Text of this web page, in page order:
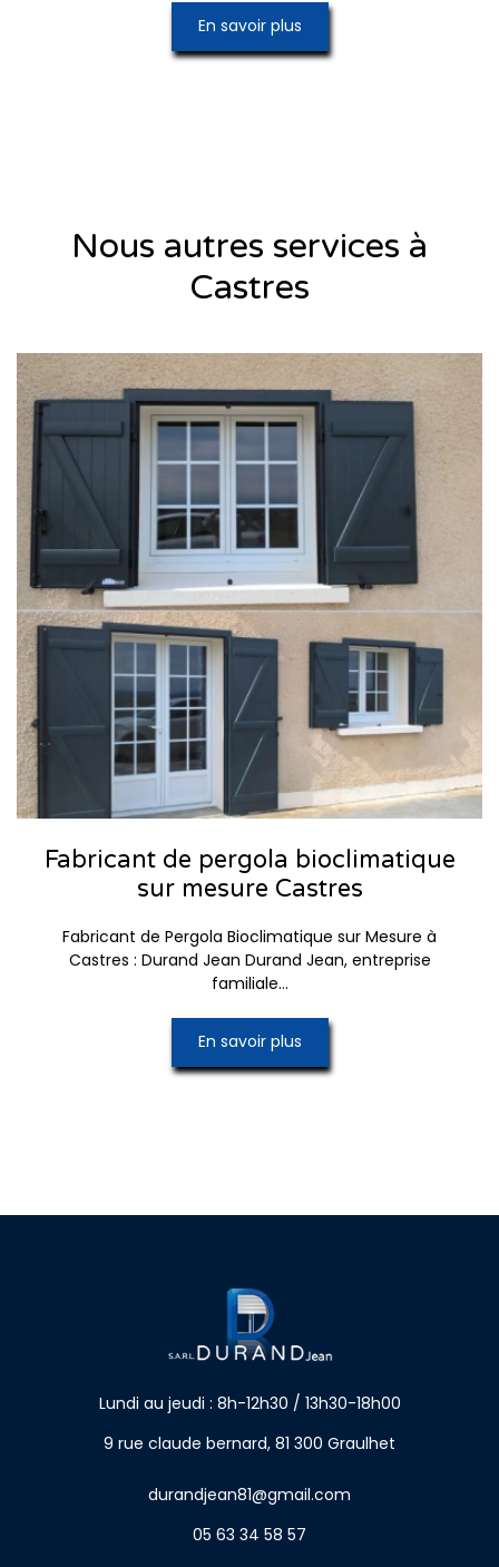
En savoir plus
Nous autres services à
Castres
Fabricant de pergola bioclimatique
sur mesure Castres
Fabricant de Pergola Bioclimatique sur Mesure à
Castres : Durand Jean Durand Jean, entreprise
familiale...
En savoir plus
Lundi au jeudi : 8h-12h30 / 13h30-18h00
9 rue claude bernard, 81 300 Graulhet
durandjean81@gmail.com
05 63 34 58 57